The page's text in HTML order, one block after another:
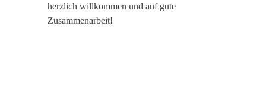
herzlich willkommen und auf gute
Zusammenarbeit!